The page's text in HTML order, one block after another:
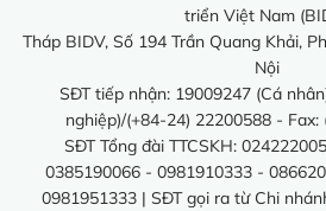
triển Việt Nam
Tháp BIDV, Số 194 Trần Quang Khải,
Nội
SĐT tiếp nhận: 19009247 (Cá
nghiệp)/(+84-24) 22200588 -
SĐT Tổng đài TTCSKH:
0385190066 - 0981910333 -
0981951333 | SĐT gọi ra từ Chi